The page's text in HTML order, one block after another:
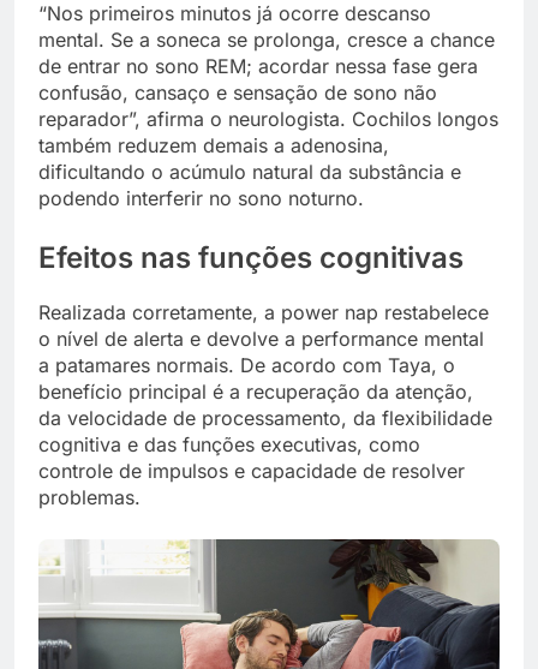
“Nos primeiros minutos já ocorre descanso
mental. Se a soneca se prolonga, cresce a chance
de entrar no sono REM; acordar nessa fase gera
confusão, cansaço e sensação de sono não
reparador”, afirma o neurologista. Cochilos longos
também reduzem demais a adenosina,
dificultando o acúmulo natural da substância e
podendo interferir no sono noturno.
Efeitos nas funções cognitivas
Realizada corretamente, a power nap restabelece
o nível de alerta e devolve a performance mental
a patamares normais. De acordo com Taya, o
benefício principal é a recuperação da atenção,
da velocidade de processamento, da flexibilidade
cognitiva e das funções executivas, como
controle de impulsos e capacidade de resolver
problemas.